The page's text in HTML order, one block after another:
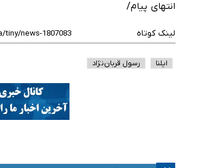
انتهای پیام/
لینک کوتاه
ایلنا رسول قربان‌نژاد